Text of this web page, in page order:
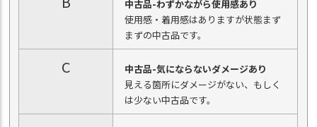
中古品-わずかながら使用感あり
使用感・着用感はありますが状態まず
まずの中古品です。
C
中古品-気にならないダメージあり
見える箇所にダメージがない、もしく
は少ない中古品です。